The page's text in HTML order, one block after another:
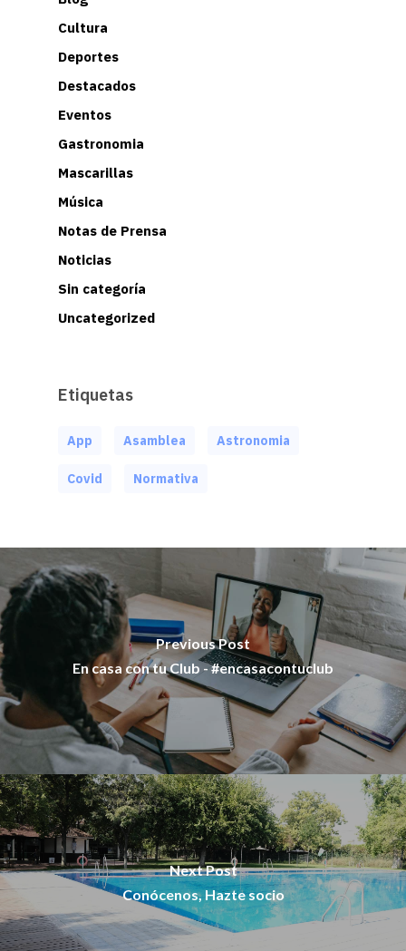
Cultura
Deportes
Destacados
Eventos
Gastronomia
Mascarillas
Música
Notas de Prensa
Noticias
Sin categoría
Uncategorized
Etiquetas
App Asamblea Astronomia
Covid Normativa
Previous Post
En casa con tu Club - #encasacontuclub
Next Post
Conócenos, Hazte socio